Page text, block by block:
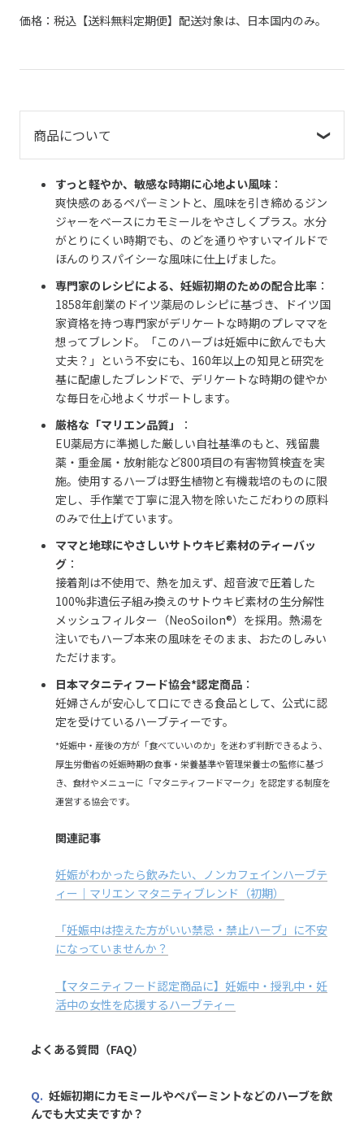
価格：税込【送料無料定期便】配送対象は、日本国内のみ。
商品について
すっと軽やか、敏感な時期に心地よい風味：
爽快感のあるペパーミントと、風味を引き締めるジン
ジャーをベースにカモミールをやさしくプラス。水分
がとりにくい時期でも、のどを通りやすいマイルドで
ほんのりスパイシーな風味に仕上げました。
専門家のレシピによる、妊娠初期のための配合比率 ：
1858年創業のドイツ薬局のレシピに基づき、ドイツ国
家資格を持つ専門家がデリケートな時期のプレママを
想ってブレンド。「このハーブは妊娠中に飲んでも大
丈夫？」という不安にも、160年以上の知見と研究を
基に配慮したブレンドで、デリケートな時期の健やか
な毎日を心地よくサポートします。
厳格な「マリエン品質」
：
EU薬局方に準拠した厳しい自社基準のもと、残留農
薬・重金属・放射能など800項目の有害物質検査を実
施。使用するハーブは野生植物と有機栽培のものに限
定し、手作業で丁寧に混入物を除いたこだわりの原料
のみで仕上げています。
ママと地球にやさしいサトウキビ素材のティーバッ
グ ：
接着剤は不使用で、熱を加えず、超音波で圧着した
100%非遺伝子組み換えのサトウキビ素材の生分解性
メッシュフィルター（NeoSoilon®）を採用。熱湯を
注いでもハーブ本来の風味をそのまま、おたのしみい
ただけます。
日本マタニティフード協会*認定商品 ：
妊婦さんが安心して口にできる食品として、公式に認
定を受けているハーブティーです。
*妊娠中・産後の方が「食べていいのか」を迷わず判断できるよう、
厚生労働省の妊娠時期の食事・栄養基準や管理栄養士の監修に基づ
き、食材やメニューに「マタニティフードマーク」を認定する制度を
運営する協会です。
関連記事
妊娠がわかったら飲みたい、ノンカフェインハーブテ
ィー｜マリエン マタニティブレンド（初期）
「妊娠中は控えた方がいい禁忌・禁止ハーブ」に不安
になっていませんか？
【マタニティフード認定商品に】妊娠中・授乳中・妊
活中の女性を応援するハーブティー
よくある質問（FAQ）
Q. 妊娠初期にカモミールやペパーミントなどのハーブを飲
んでも大丈夫ですか？